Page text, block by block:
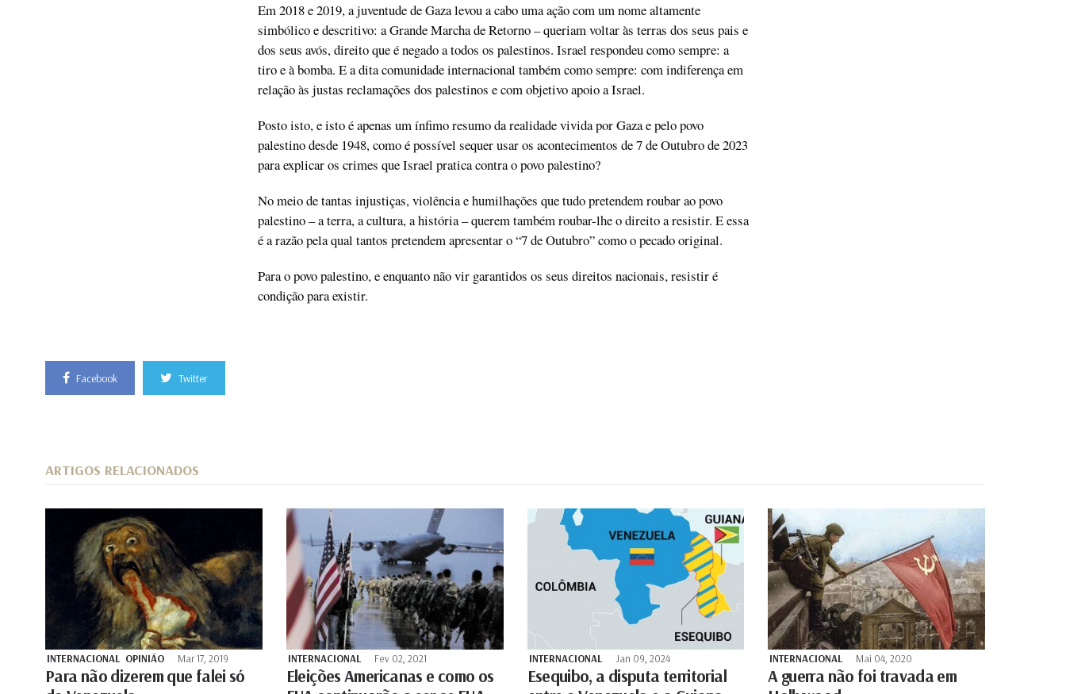
Em 2018 e 2019, a juventude de Gaza levou a cabo uma ação com um nome altamente
simbólico e descritivo: a Grande Marcha de Retorno – queriam voltar às terras dos seus pais e
dos seus avós, direito que é negado a todos os palestinos. Israel respondeu como sempre: a
tiro e à bomba. E a dita comunidade internacional também como sempre: com indiferença em
relação às justas reclamações dos palestinos e com objetivo apoio a Israel.
Posto isto, e isto é apenas um ínfimo resumo da realidade vivida por Gaza e pelo povo
palestino desde 1948, como é possível sequer usar os acontecimentos de 7 de Outubro de 2023
para explicar os crimes que Israel pratica contra o povo palestino?
No meio de tantas injustiças, violência e humilhações que tudo pretendem roubar ao povo
palestino – a terra, a cultura, a história – querem também roubar-lhe o direito a resistir. E essa
é a razão pela qual tantos pretendem apresentar o “7 de Outubro” como o pecado original.
Para o povo palestino, e enquanto não vir garantidos os seus direitos nacionais, resistir é
condição para existir.
Facebook Twitter
ARTIGOS RELACIONADOS
INTERNACIONAL OPINIÃO Mar 17, 2019
Para não dizerem que falei só
INTERNACIONAL Fev 02, 2021
Eleições Americanas e como os
INTERNACIONAL Jan 09, 2024
Esequibo, a disputa territorial
INTERNACIONAL Mai 04, 2020
A guerra não foi travada em